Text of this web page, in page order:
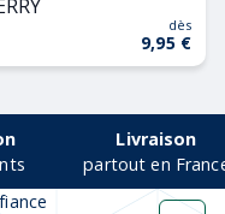
dès
9,95 €
Livraison
partout en